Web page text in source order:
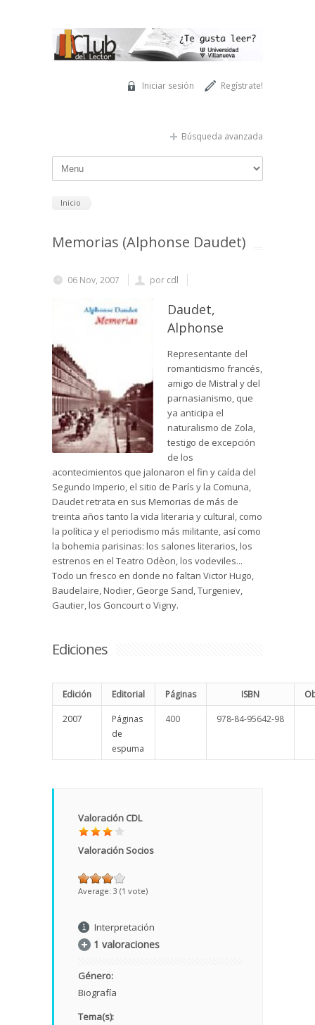
Regístrate!
Iniciar sesión
Búsqueda avanzada
Inicio
Memorias (Alphonse Daudet)
06 Nov, 2007 por cdl
Daudet,
Alphonse
Representante del
romanticismo francés,
amigo de Mistral y del
parnasianismo, que
ya anticipa el
naturalismo de Zola,
testigo de excepción
de los
acontecimientos que jalonaron el fin y caída del
Segundo Imperio, el sitio de París y la Comuna,
Daudet retrata en sus Memorias de más de
treinta años tanto la vida literaria y cultural, como
la política y el periodismo más militante, así como
la bohemia parisinas: los salones literarios, los
estrenos en el Teatro Odèon, los vodeviles...
Todo un fresco en donde no faltan Victor Hugo,
Baudelaire, Nodier, George Sand, Turgeniev,
Gautier, los Goncourt o Vigny.
Ediciones
Edición Editorial Páginas ISBN
2007
Páginas
de
espuma
400 978-84-95642-98
Valoración CDL
Valoración Socios
Average: 3 (1 vote)
Interpretación
1 valoraciones
Género:
Biografía
Tema(s):